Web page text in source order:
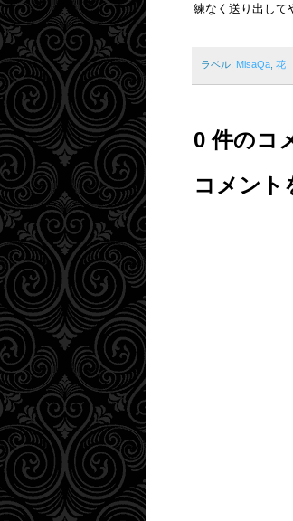
練なく送り出して
ラベル: MisaQa 花
0 件のコ
コメント